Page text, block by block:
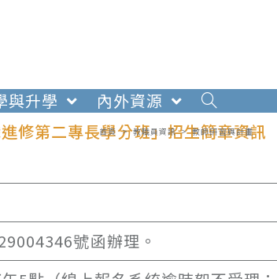
與升學
內外資源
修第二專長學分班」招生簡章資訊
首頁 > 教職員資訊 > 教師研習與計畫
號函辦理。